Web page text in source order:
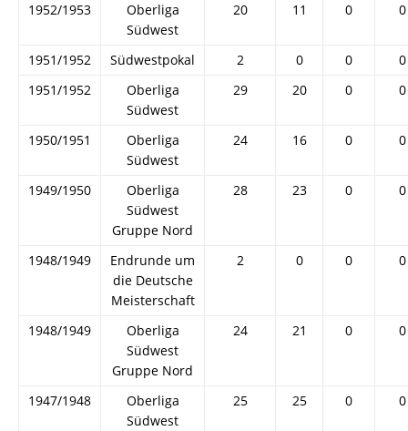
1952/1953
Oberliga
Südwest
20 11 0 0
1951/1952 Südwestpokal 2 0 0
0
1951/1952
Oberliga
Südwest
29 20 0 0
1950/1951
Oberliga
Südwest
24 16 0 0
1949/1950
Oberliga
Südwest
Gruppe Nord
28 23 0 0
1948/1949
Endrunde um
die Deutsche
Meisterschaft
2 0 0 0
1948/1949
Oberliga
Südwest
Gruppe Nord
24 21 0 0
1947/1948
Oberliga
Südwest
25 25 0 0